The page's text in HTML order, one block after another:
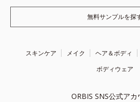
無料サンプルを探
スキンケア メイク ヘア＆ボディ
ボディウェア
ORBIS SNS公式アカ